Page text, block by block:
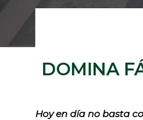
DOMINA
Hoy en día no basta